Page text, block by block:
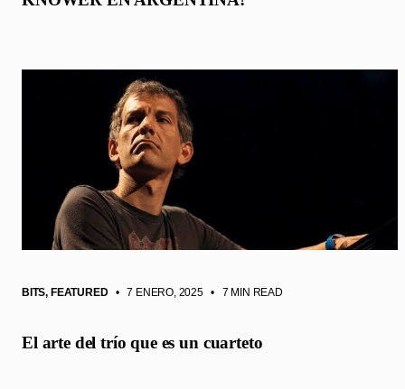
BITS, FEATURED • 7 ENERO, 2025 • 7 MIN READ
El arte del trío que es un cuarteto